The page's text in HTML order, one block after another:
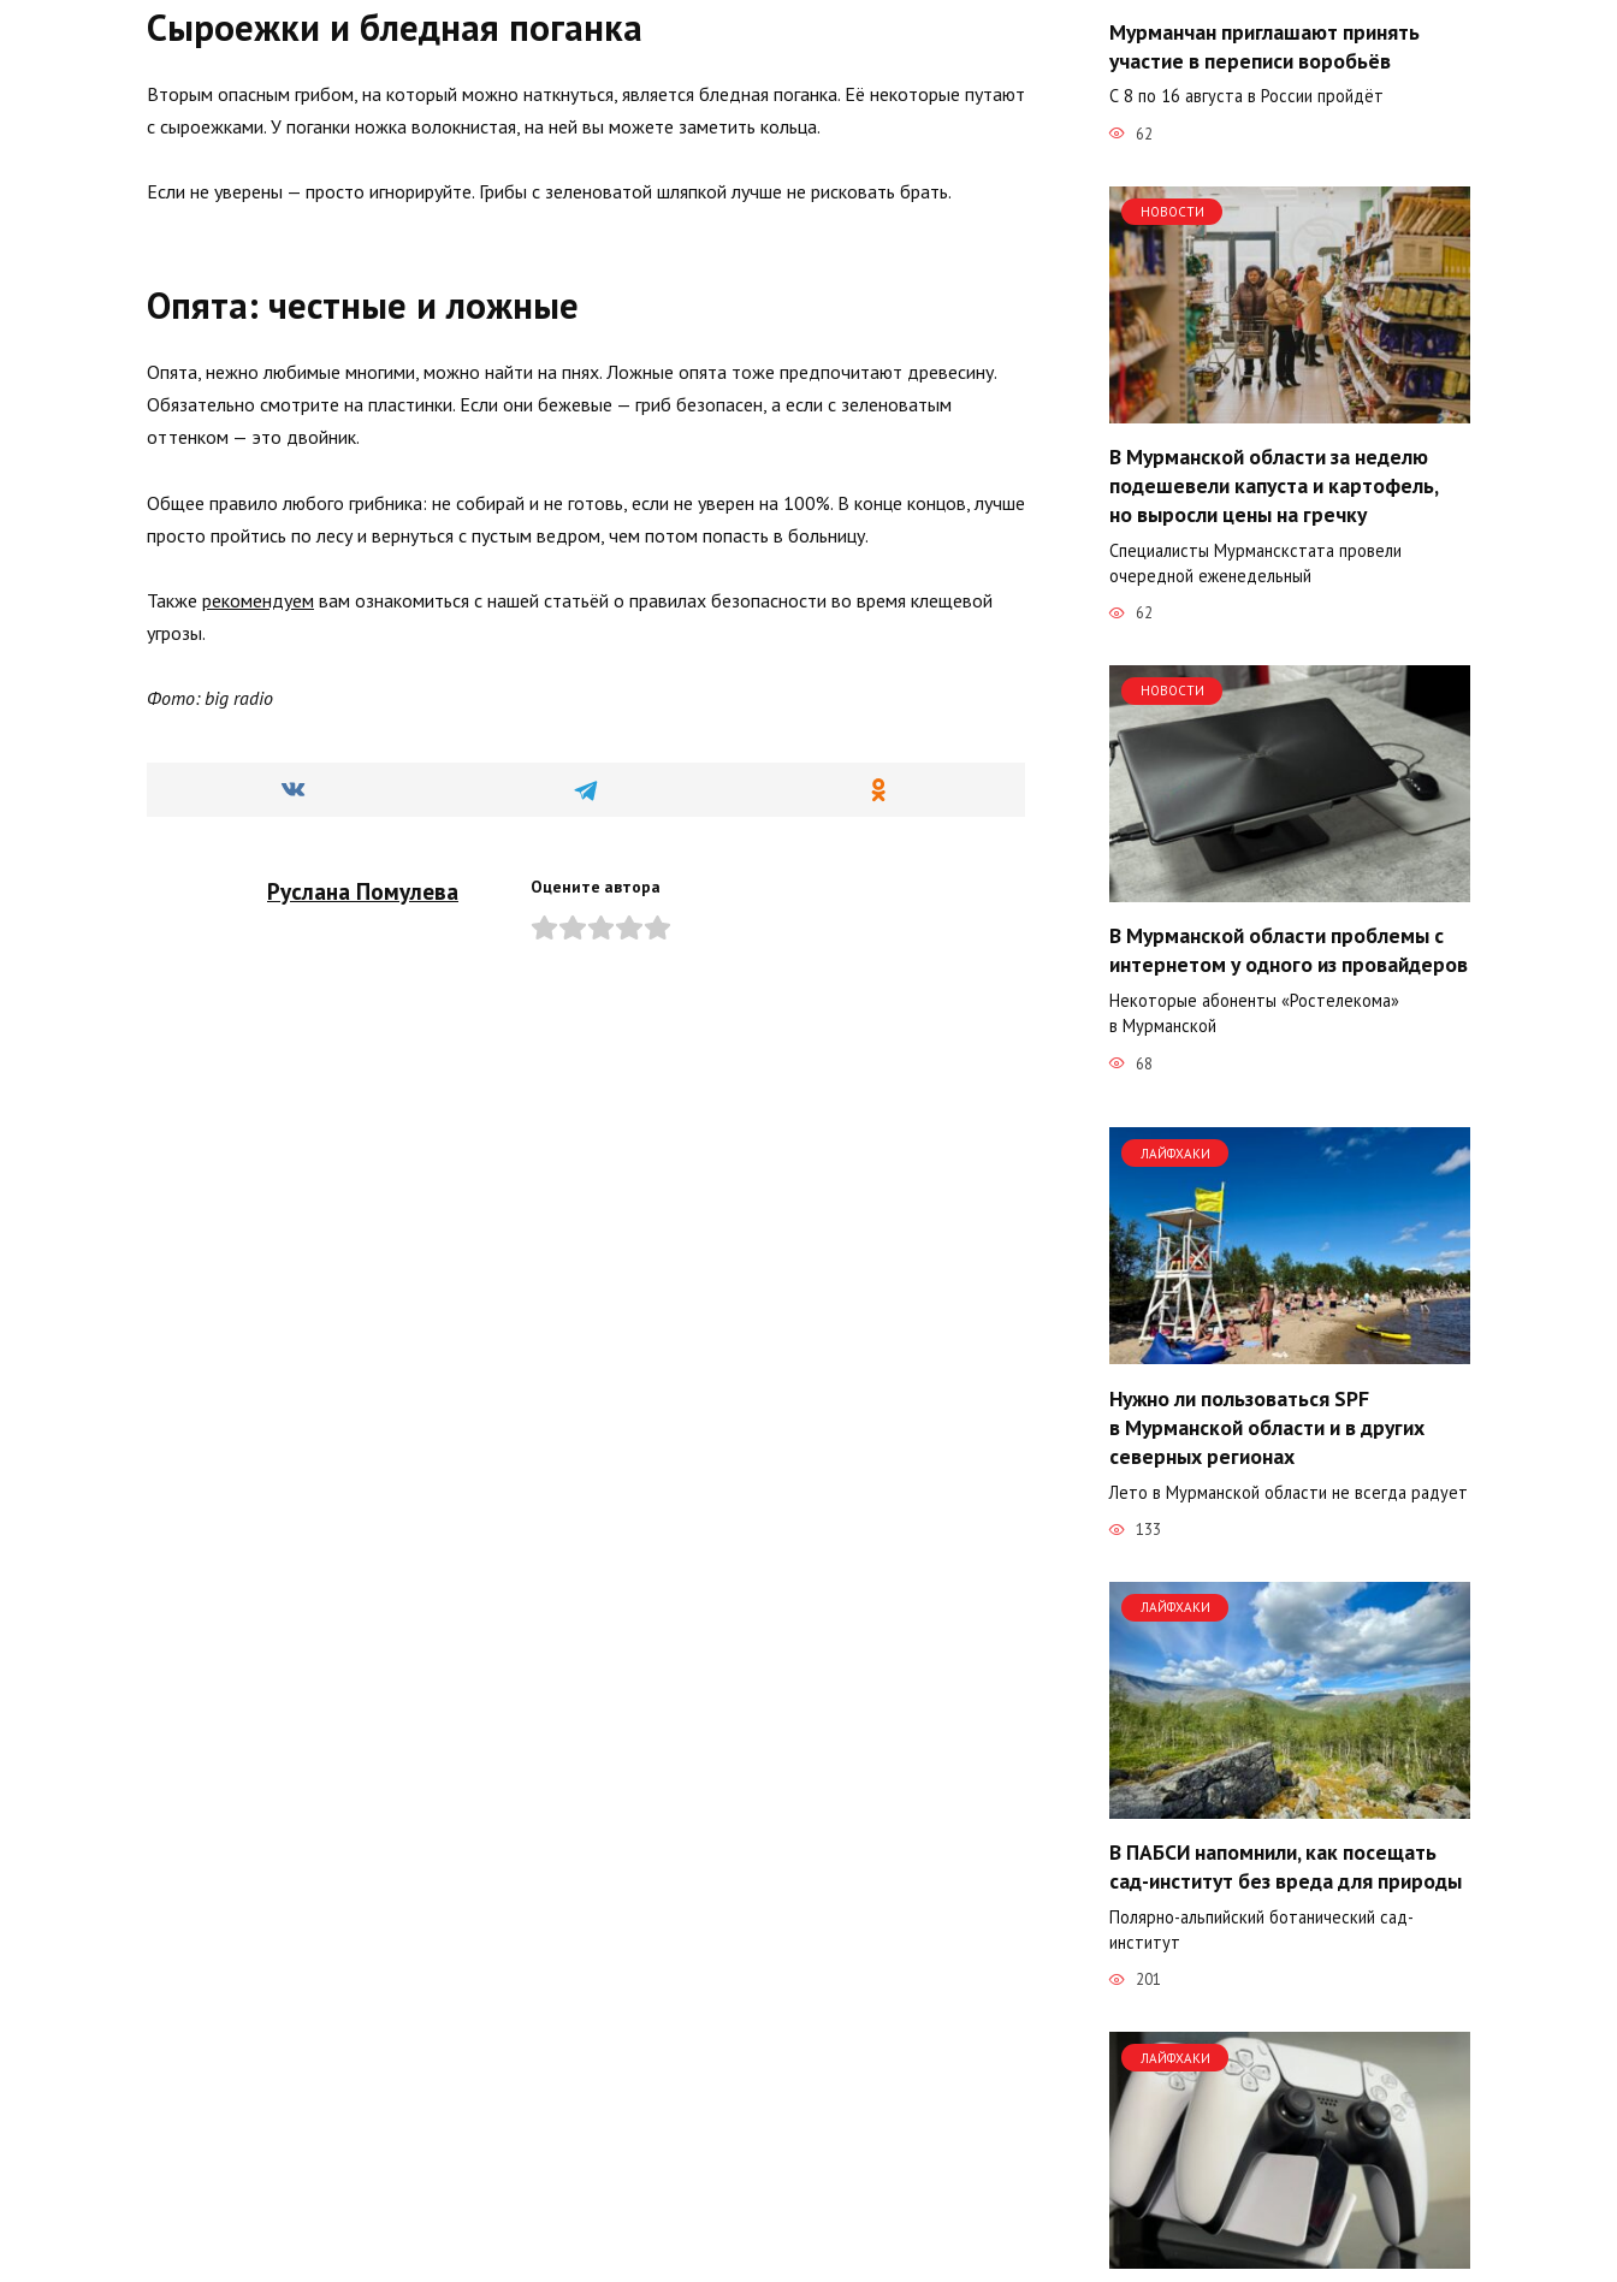
Сыроежки и бледная поганка
Вторым опасным грибом, на который можно наткнуться, является бледная поганка. Её некоторые путают
с сыроежками. У поганки ножка волокнистая, на ней вы можете заметить кольца.
Если не уверены — просто игнорируйте. Грибы с зеленоватой шляпкой лучше не рисковать брать.
Опята: честные и ложные
Опята, нежно любимые многими, можно найти на пнях. Ложные опята тоже предпочитают древесину.
Обязательно смотрите на пластинки. Если они бежевые — гриб безопасен, а если с зеленоватым
оттенком — это двойник.
Общее правило любого грибника: не собирай и не готовь, если не уверен на 100%. В конце концов, лучше
просто пройтись по лесу и вернуться с пустым ведром, чем потом попасть в больницу.
Также рекомендуем вам ознакомиться с нашей статьёй о правилах безопасности во время клещевой
угрозы.
Фото: big radio
Руслана Помулева Оцените автора
Мурманчан приглашают принять
участие в переписи воробьёв
С 8 по 16 августа в России пройдёт
62
НОВОСТИ
В Мурманской области за неделю
подешевели капуста и картофель,
но выросли цены на гречку
Специалисты Мурманскстата провели
очередной еженедельный
62
НОВОСТИ
В Мурманской области проблемы с
интернетом у одного из провайдеров
Некоторые абоненты «Ростелекома»
в Мурманской
68
ЛАЙФХАКИ
Нужно ли пользоваться SPF
в Мурманской области и в других
северных регионах
Лето в Мурманской области не всегда радует
133
ЛАЙФХАКИ
В ПАБСИ напомнили, как посещать
сад-институт без вреда для природы
Полярно-альпийский ботанический сад-
институт
201
ЛАЙФХАКИ